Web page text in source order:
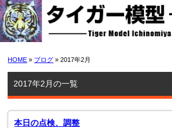
HOME » ブログ » 2017年2月
2017年2月の一覧
本日の点検、調整